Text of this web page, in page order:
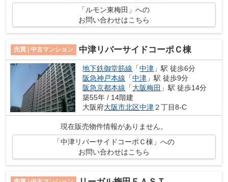
「ルモン東梅田」への
お問い合わせはこちら
売買 | 中古マンション 中津リバーサイドコーポＣ棟
地下鉄御堂筋線 「中津 」駅 徒歩6分
阪急神戸本線 「中津 」駅 徒歩9分
阪急京都本線 「大阪梅田 」駅 徒歩14分
築55年 / 14階建
大阪府大阪市北区中津２丁目8-C
現在販売物件情報がありません。
「中津リバーサイドコーポＣ棟」への
お問い合わせはこちら